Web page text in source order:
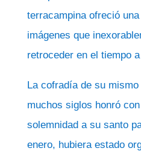
terracampina ofreció
imágenes que
retroceder en el tiempo
La cofradía de su
muchos siglos honró
solemnidad a su santo
enero, hubiera estado